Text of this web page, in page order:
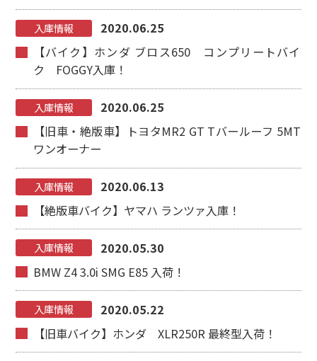
入庫情報
2020.06.25
【バイク】ホンダ ブロス650 コンプリートバイ
ク FOGGY入庫！
入庫情報
2020.06.25
【旧車・絶版車】トヨタMR2 GT Tバールーフ 5MT
ワンオーナー
入庫情報
2020.06.13
【絶版車バイク】ヤマハ ランツァ入庫！
入庫情報
2020.05.30
BMW Z4 3.0i SMG E85 入荷！
入庫情報
2020.05.22
【旧車バイク】ホンダ XLR250R 最終型入荷！